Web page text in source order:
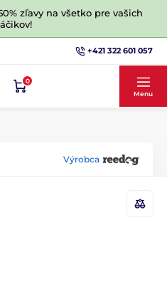
zľavy na všetko pre vašich
+421 322 601 057
0
Menu
Výrobca